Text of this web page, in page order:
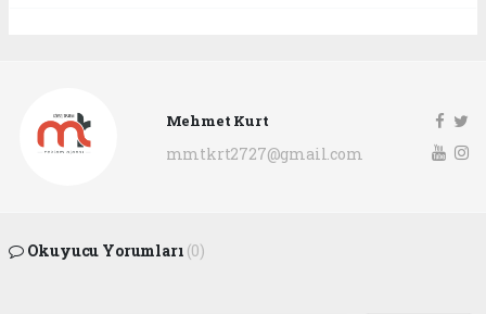
Mehmet Kurt
mmtkrt2727@gmail.com
Okuyucu Yorumları (0)